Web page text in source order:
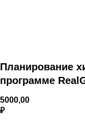
Планирование
программе
5000,00
₽